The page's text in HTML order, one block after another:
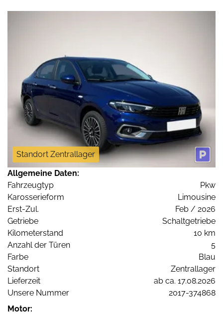
Standort Zentrallager
Allgemeine Daten:
Fahrzeugtyp
Pkw
Karosserieform
Limousine
Erst-Zul.
Feb / 2026
Getriebe
Schaltgetriebe
Kilometerstand
10 km
Anzahl der Türen
5
Farbe
Blau
Standort
Zentrallager
Lieferzeit
ab ca. 17.08.2026
Unsere Nummer
2017-374868
Motor: